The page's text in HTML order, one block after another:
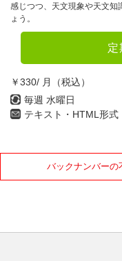
感じつつ、天文現象や天文知
ょう。
定
￥330/ 月（税込）
毎週 水曜日
テキスト・HTML形式
バックナンバーの